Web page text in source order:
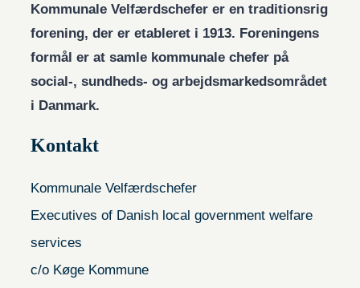
Kommunale Velfærdschefer er en traditionsrig
forening, der er etableret i 1913. Foreningens
formål er at samle kommunale chefer på
social-, sundheds- og arbejdsmarkedsområdet
i Danmark.
Kontakt
Kommunale Velfærdschefer
Executives of Danish local government welfare
services
c/o Køge Kommune